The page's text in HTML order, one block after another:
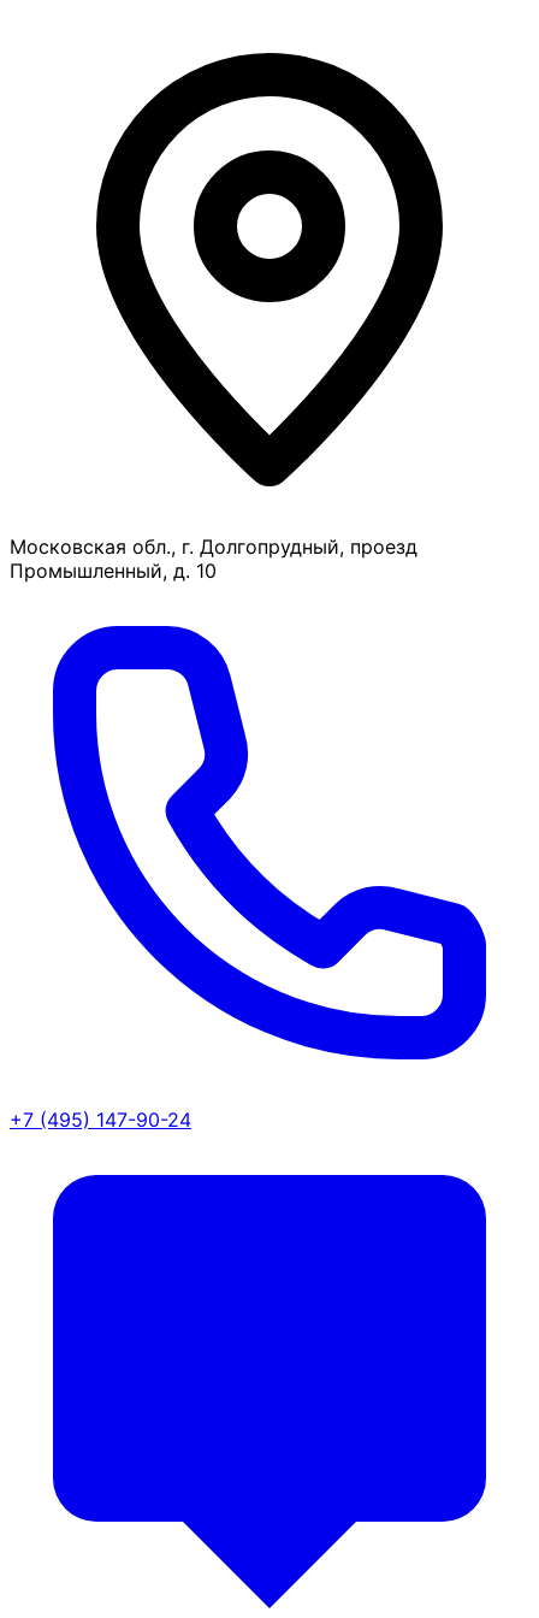
Московская обл., г. Долгопрудный, проезд
Промышленный, д. 10
+7 (495) 147-90-24